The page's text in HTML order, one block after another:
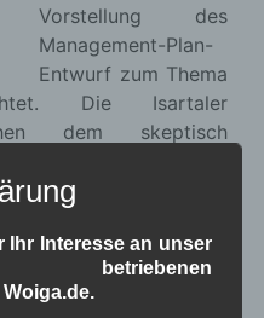
Vorstellung des
Management-Plan-
Entwurf zum Thema
Die Isartaler
dem skeptisch
FFH.
Ihr Interesse an unser